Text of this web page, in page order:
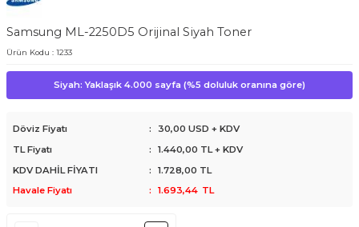
Samsung ML-2250D5 Orijinal Siyah Toner
Ürün Kodu : 1233
Siyah: Yaklaşık 4.000 sayfa (%5 doluluk oranına göre)
Döviz Fiyatı :
30,00 USD + KDV
TL Fiyatı
: 1.440,00 TL + KDV
KDV DAHİL FİYATI
: 1.728,00 TL
Havale Fiyatı
: 1.693,44 TL